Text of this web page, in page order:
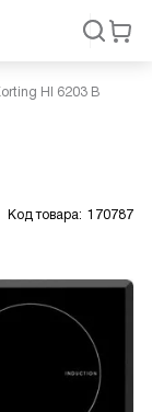
HI 6203 B
Код товара: 170787